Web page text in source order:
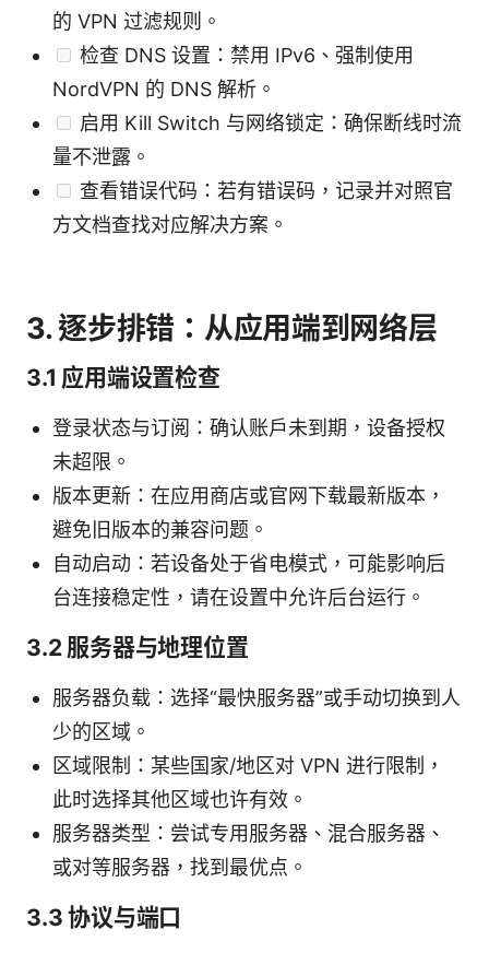
的 VPN 过滤规则。
检查 DNS 设置：禁用 IPv6、强制使用
NordVPN 的 DNS 解析。
启用 Kill Switch 与网络锁定：确保断线时流
量不泄露。
查看错误代码：若有错误码，记录并对照官
方文档查找对应解决方案。
3. 逐步排错：从应用端到网络层
3.1 应用端设置检查
登录状态与订阅：确认账户未到期，设备授权
未超限。
版本更新：在应用商店或官网下载最新版本，
避免旧版本的兼容问题。
自动启动：若设备处于省电模式，可能影响后
台连接稳定性，请在设置中允许后台运行。
3.2 服务器与地理位置
服务器负载：选择“最快服务器”或手动切换到人
少的区域。
区域限制：某些国家/地区对 VPN 进行限制，
此时选择其他区域也许有效。
服务器类型：尝试专用服务器、混合服务器、
或对等服务器，找到最优点。
3.3 协议与端口